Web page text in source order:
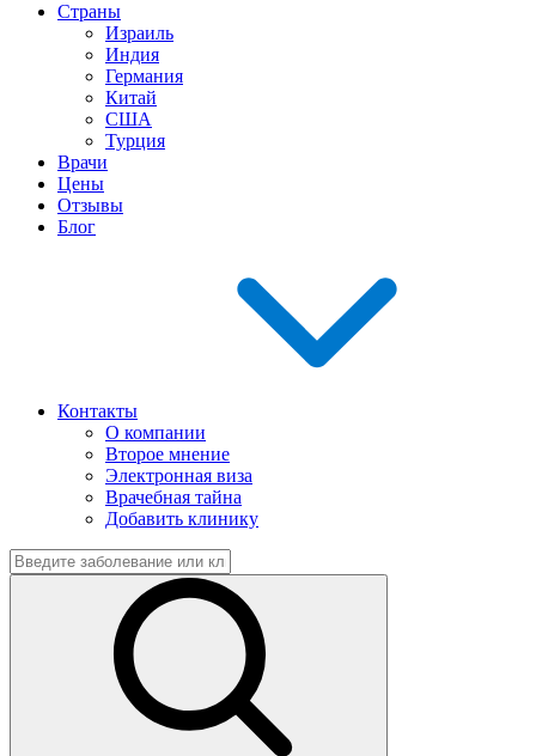
Страны
Израиль
Индия
Германия
Китай
США
Турция
Врачи
Цены
Отзывы
Блог
Контакты
О компании
Второе мнение
Электронная виза
Врачебная тайна
Добавить клинику